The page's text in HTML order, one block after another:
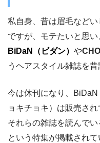
私自身、昔は眉毛などい
ですが、モテたいと思
BiDaN（ビダン） や
うヘアスタイル雑誌を昔
今は休刊になり、
ョキチョキ）は販売され
それらの雑誌を読んでい
という特集が掲載され